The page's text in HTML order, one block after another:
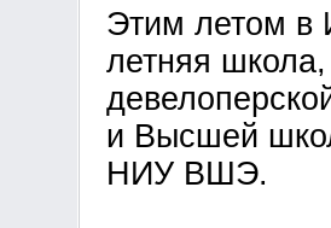
Этим летом в
летняя
и Высшей
НИУ ВШЭ.